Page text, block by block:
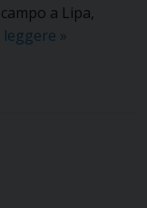
a Lipa,
leggere Emergenza
»